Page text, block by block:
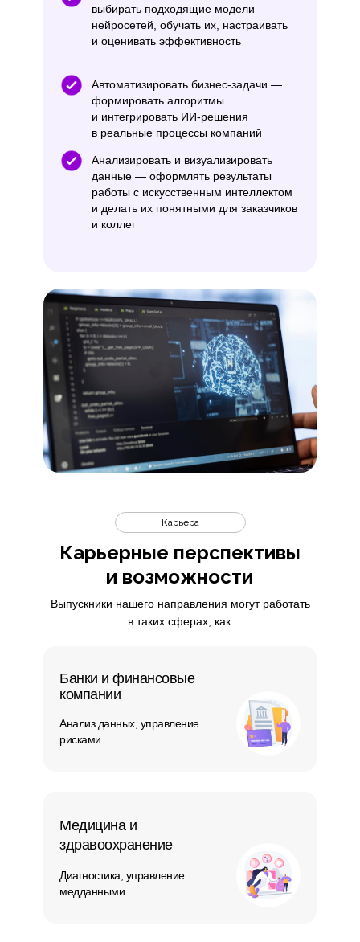
выбирать подходящие модели
нейросетей, обучать их, настраивать
и оценивать эффективность
Автоматизировать бизнес-задачи —
формировать алгоритмы
и интегрировать ИИ-решения
в реальные процессы компаний
Анализировать и визуализировать
данные — оформлять результаты
работы с искусственным интеллектом
и делать их понятными для заказчиков
и коллег
Карьерные перспективы
и возможности
Карьера
Выпускники нашего направления могут работать
в таких сферах, как:
Банки и финансовые
компании
Анализ данных, управление
рисками
Медицина и
здравоохранение
Диагностика, управление
медданными